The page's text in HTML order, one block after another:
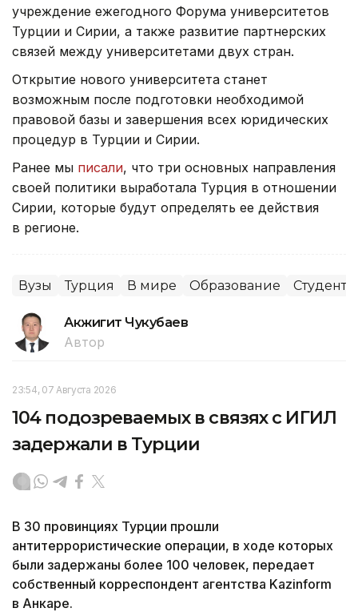
учреждение ежегодного Форума университетов
Турции и Сирии, а также развитие партнерских
связей между университетами двух стран.
Открытие нового университета станет
возможным после подготовки необходимой
правовой базы и завершения всех юридических
процедур в Турции и Сирии.
Ранее мы писали, что три основных направления
своей политики выработала Турция в отношении
Сирии, которые будут определять ее действия
в регионе.
Вузы Турция В мире Образование Студенты
Акжигит Чукубаев
Автор
23:54, 07 Августа 2026
104 подозреваемых в связях с ИГИЛ
задержали в Турции
В 30 провинциях Турции прошли
антитеррористические операции, в ходе которых
были задержаны более 100 человек, передает
собственный корреспондент агентства Kazinform
в Анкаре.